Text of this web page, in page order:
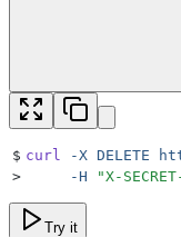
$ curl -X DELETE
>
     -H
"X-
Try it